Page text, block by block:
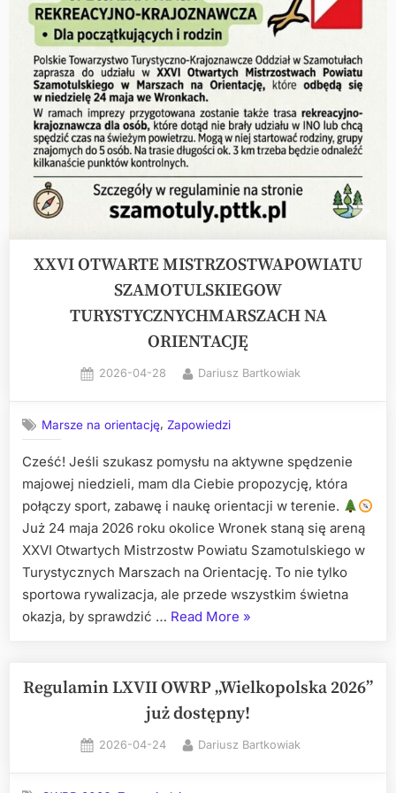
XXVI OTWARTE MISTRZOSTWAPOWIATU
SZAMOTULSKIEGOW
TURYSTYCZNYCHMARSZACH NA
ORIENTACJĘ
Posted
2026-04-28 By
Dariusz Bartkowiak
Marsze na orientację,Zapowiedzi
Cześć! Jeśli szukasz pomysłu na aktywne spędzenie
majowej niedzieli, mam dla Ciebie propozycję, która
połączy sport, zabawę i naukę orientacji w terenie.
Już 24 maja 2026 roku okolice Wronek staną się areną
XXVI Otwartych Mistrzostw Powiatu Szamotulskiego w
Turystycznych Marszach na Orientację. To nie tylko
sportowa rywalizacja, ale przede wszystkim świetna
okazja, by sprawdzić … Read More „XXVI
SZAMOTULSKIEGOW
NA
ORIENTACJĘ”
»
Regulamin LXVII OWRP „Wielkopolska 2026”
już dostępny!
Posted
2026-04-24 By
Dariusz Bartkowiak